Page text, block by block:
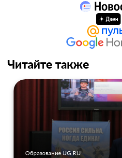
Читайте также
Образование UG.RU